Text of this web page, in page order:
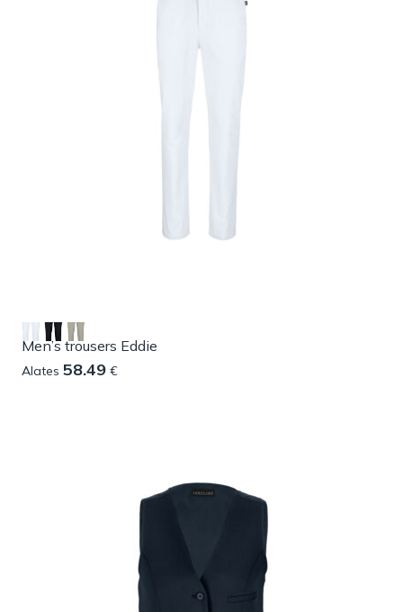
Men’s trousers Eddie
Alates 58.49 €